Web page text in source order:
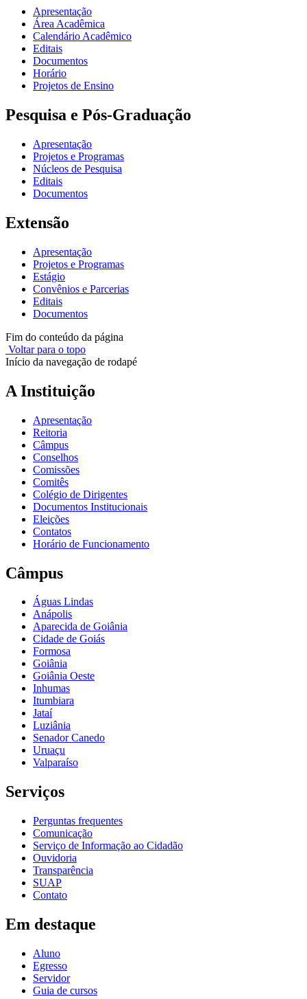
Apresentação
Área Acadêmica
Calendário Acadêmico
Editais
Documentos
Horário
Projetos de Ensino
Pesquisa e Pós-Graduação
Apresentação
Projetos e Programas
Núcleos de Pesquisa
Editais
Documentos
Extensão
Apresentação
Projetos e Programas
Estágio
Convênios e Parcerias
Editais
Documentos
Fim do conteúdo da página
Voltar para o topo
Início da navegação de rodapé
A Instituição
Apresentação
Reitoria
Câmpus
Conselhos
Comissões
Comitês
Colégio de Dirigentes
Documentos Institucionais
Eleições
Contatos
Horário de Funcionamento
Câmpus
Águas Lindas
Anápolis
Aparecida de Goiânia
Cidade de Goiás
Formosa
Goiânia
Goiânia Oeste
Inhumas
Itumbiara
Jataí
Luziânia
Senador Canedo
Uruaçu
Valparaíso
Serviços
Perguntas frequentes
Comunicação
Serviço de Informação ao Cidadão
Ouvidoria
Transparência
SUAP
Contato
Em destaque
Aluno
Egresso
Servidor
Guia de cursos